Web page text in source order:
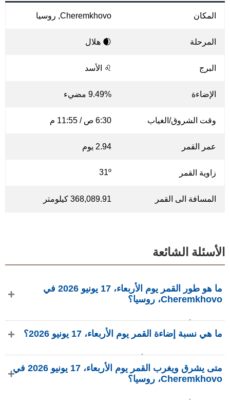
المكان Cheremkhovo, روسيا
المرحلة 🌒 هلال
البرج ♌ الأسد
الإضاءة 9.49% مضيء
وقت الشروق/الغياب 6:30 ص / 11:55 م
عمر القمر 2.94 يوم
زاوية القمر 31º
المسافة الى القمر 368,089.91 كيلومتر
الأسئلة الشائعة
ما هو طور القمر يوم الأربعاء، 17 يونيو 2026 في
Cheremkhovo، روسيا؟
في طور هلال بإضاءة 9.49%، عمره 2.94 يومًا، ويقع في كوكبةما هي نسبة إضاءة القمر يوم الأربعاء، 17 يونيو 2026؟
phasesmoon.com.
متى يشرق ويغرب القمر يوم الأربعاء، 17 يونيو 2026 في
Cheremkhovo، روسيا؟